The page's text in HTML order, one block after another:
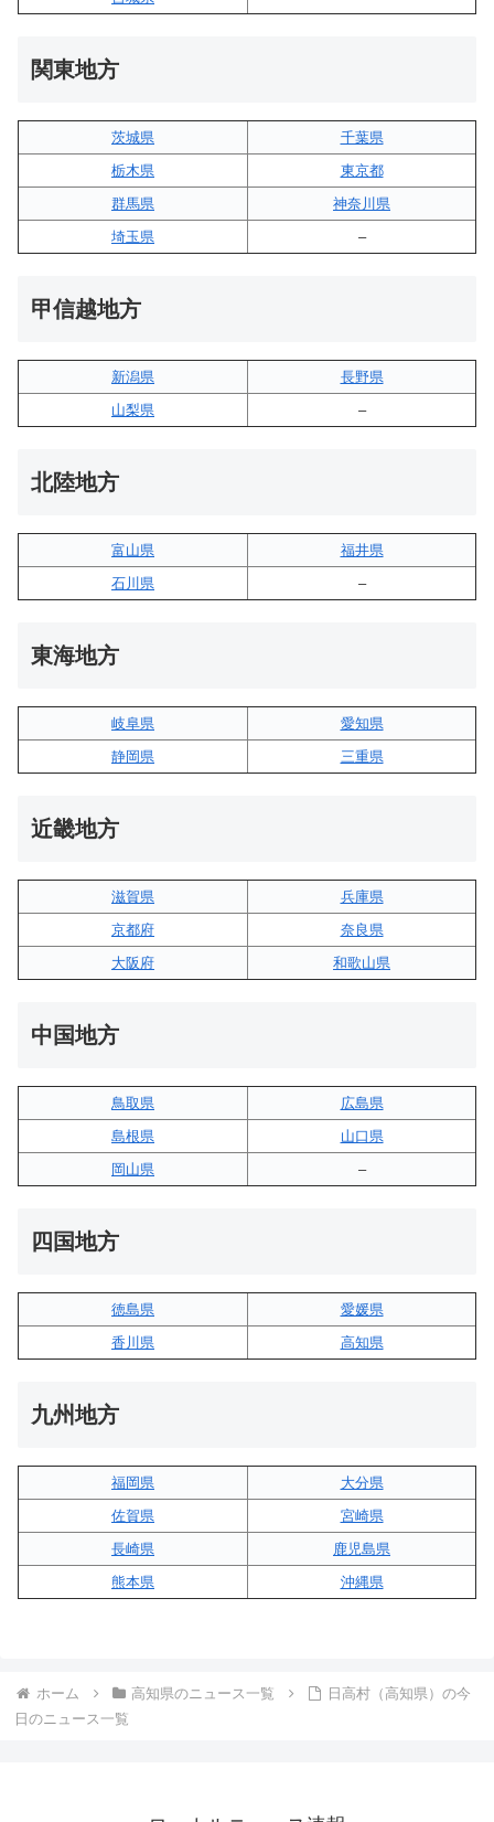
関東地方
茨城県
千葉県
栃木県
東京都
群馬県
神奈川県
埼玉県
–
甲信越地方
新潟県
長野県
山梨県
–
北陸地方
富山県
福井県
石川県
–
東海地方
岐阜県
愛知県
静岡県
三重県
近畿地方
滋賀県
兵庫県
京都府
奈良県
大阪府
和歌山県
中国地方
鳥取県
広島県
島根県
山口県
岡山県
–
四国地方
徳島県
愛媛県
香川県
高知県
九州地方
福岡県
大分県
佐賀県
宮崎県
長崎県
鹿児島県
熊本県
沖縄県
ホーム 高知県のニュース一覧
日高村（高知県）の今
日のニュース一覧